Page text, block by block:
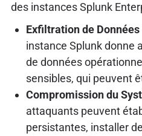
des instances Splunk
Exfiltration de Données
instance Splunk donne
de données
sensibles, qui peuvent
Compromission du
attaquants peuvent
persistantes, installer